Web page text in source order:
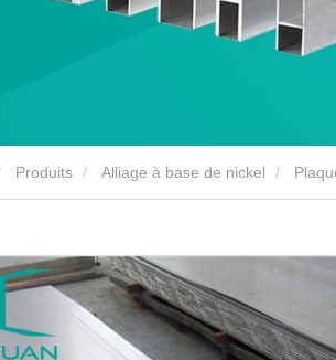
Produits Alliage à base de nickel